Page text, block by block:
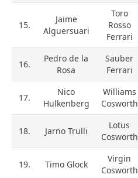
15.
Jaime
Alguersuari
Toro
Rosso
Ferrari
16.
Pedro de la
Rosa
Sauber
Ferrari
17.
Nico
Hulkenberg
Williams
Cosworth
18. Jarno Trulli
Lotus
Cosworth
19. Timo Glock
Virgin
Cosworth